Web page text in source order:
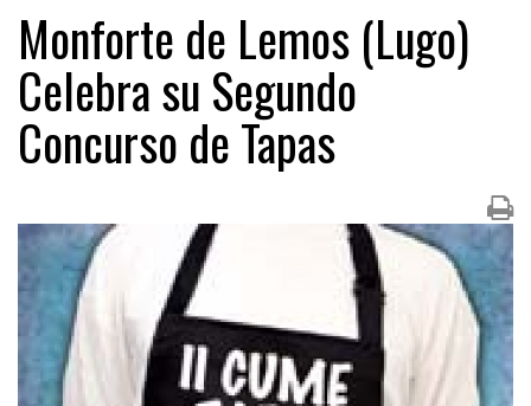
Monforte de Lemos (Lugo)
Celebra su Segundo
Concurso de Tapas